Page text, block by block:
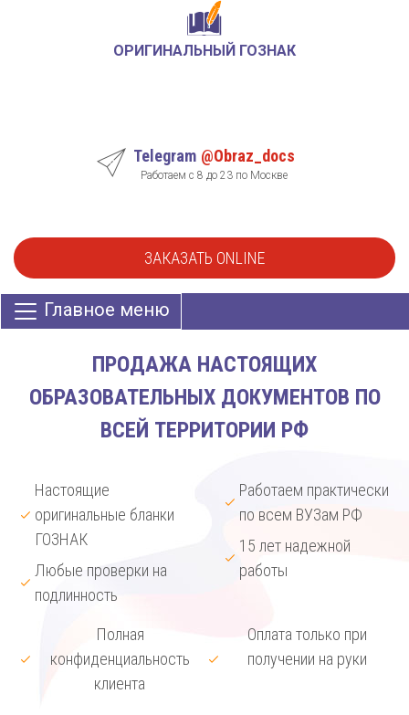
ОРИГИНАЛЬНЫЙ ГОЗНАК
Telegram @Obraz_docs
Работаем с 8 до 23 по Москве
ЗАКАЗАТЬ ONLINE
Главное меню
ПРОДАЖА НАСТОЯЩИХ
ОБРАЗОВАТЕЛЬНЫХ ДОКУМЕНТОВ ПО
ВСЕЙ ТЕРРИТОРИИ РФ
Настоящие
оригинальные бланки
ГОЗНАК
Любые проверки на
подлинность
Работаем практически
по всем ВУЗам РФ
15 лет надежной
работы
Полная
конфиденциальность
клиента
Оплата только при
получении на руки